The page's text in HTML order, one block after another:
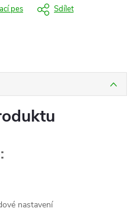
pes Sdílet
nastavení